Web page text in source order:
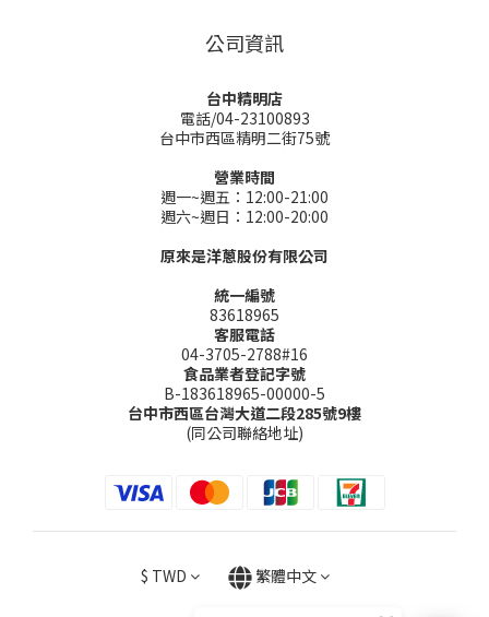
公司資訊
台中精明店
電話/04-23100893
台中市西區精明二街75號
營業時間
週一~週五：12:00-21:00
週六~週日：12:00-20:00
原來是洋蔥股份有限公司
統一編號
83618965
客服電話
04-3705-2788#16
食品業者登記字號
B-183618965-00000-5
台中市西區台灣大道二段285號9樓
(同公司聯絡地址)
$ TWD 繁體中文